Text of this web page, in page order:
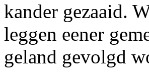
kander gezaaid.
leggen eener
geland gevolgd